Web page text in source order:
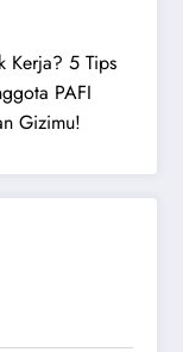
Kerja? 5 Tips
PAFI
Gizimu!